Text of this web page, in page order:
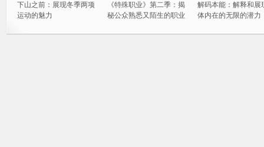
下山之前：展现冬季两项
运动的魅力
《特殊职业》第二季：揭
秘公众熟悉又陌生的职业
解码本能：解释和展
体内在的无限的潜力